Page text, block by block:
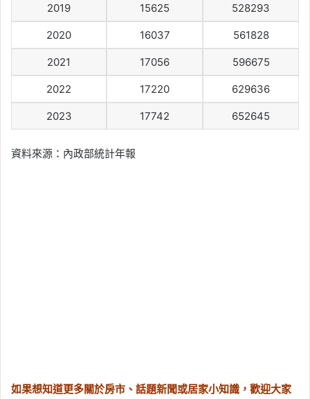
2019 15625 528293
2020 16037 561828
2021 17056 596675
2022 17220 629636
2023 17742 652645
資料來源：內政部統計年報
如果想知道更多關於房市、話題新聞或居家小知識，歡迎大家